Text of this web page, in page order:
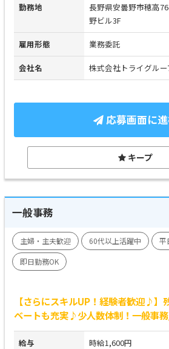
勤務地
長野県安曇野市穂高
野ビル3F
雇用形態 業務委託
会社名 株式会社トライグルー
応募画面に
キープ
一般事務
主婦・主夫歓迎 60代以上活躍中
平
即日勤務OK
【さらにスキルUP！経験者歓迎♪】
ベートも充実♪少人数体制！一般事
給与 時給1,600円